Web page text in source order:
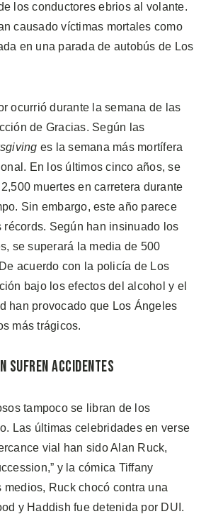
los conductores ebrios al volante.
causado víctimas mortales como
en una parada de autobús de Los
ocurrió durante la semana de las
de Gracias. Según las
es la semana más mortífera
En los últimos cinco años, se
muertes en carretera durante
Sin embargo, este año parece
récords. Según han insinuado los
se superará la media de 500
acuerdo con la policía de Los
bajo los efectos del alcohol y el
han provocado que Los Ángeles
más trágicos.
Sufren Accidentes
tampoco se libran de los
Las últimas celebridades en verse
vial han sido Alan Ruck,
y la cómica Tiffany
medios, Ruck chocó contra una
y Haddish fue detenida por DUI.